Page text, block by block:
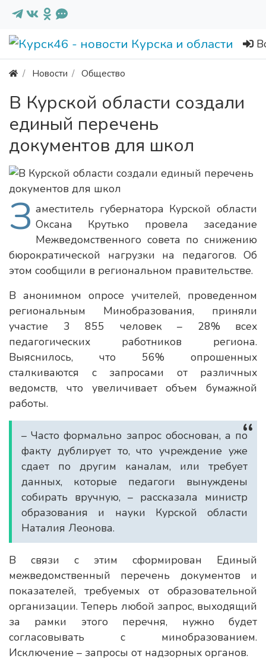
Новости Общество
В Курской области создали
единый перечень
документов для школ
З аместитель губернатора Курской области
Оксана Крутько провела заседание
Межведомственного совета по снижению
бюрократической нагрузки на педагогов. Об
этом сообщили в региональном правительстве.
В анонимном опросе учителей, проведенном
региональным Минобразования, приняли
участие 3 855 человек – 28% всех
педагогических работников региона.
Выяснилось, что 56% опрошенных
сталкиваются с запросами от различных
ведомств, что увеличивает объем бумажной
работы.
– Часто формально запрос обоснован, а по
факту дублирует то, что учреждение уже
сдает по другим каналам, или требует
данных, которые педагоги вынуждены
собирать вручную, – рассказала министр
образования и науки Курской области
Наталия Леонова.
В связи с этим сформирован Единый
межведомственный перечень документов и
показателей, требуемых от образовательной
организации. Теперь любой запрос, выходящий
за рамки этого перечня, нужно будет
согласовывать с минобразованием.
Исключение – запросы от надзорных органов.